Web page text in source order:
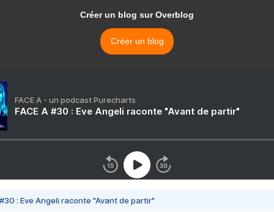
Créer un blog sur Overblog
Créer un blog
FACE A - un podcast Purecharts
FACE A #30 : Eve Angeli raconte "Avant de partir"
#30 : Eve Angeli raconte "Avant de partir"